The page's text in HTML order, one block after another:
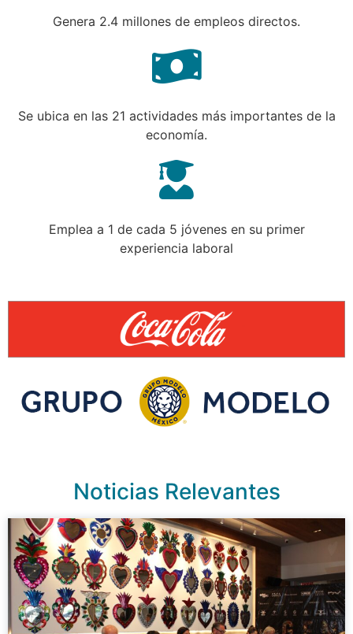
Genera 2.4 millones de empleos directos.
Se ubica en las 21 actividades más importantes de la
economía.
Emplea a 1 de cada 5 jóvenes en su primer
experiencia laboral
Noticias Relevantes